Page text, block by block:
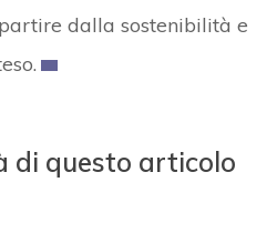
dalla sostenibilità e
di questo articolo